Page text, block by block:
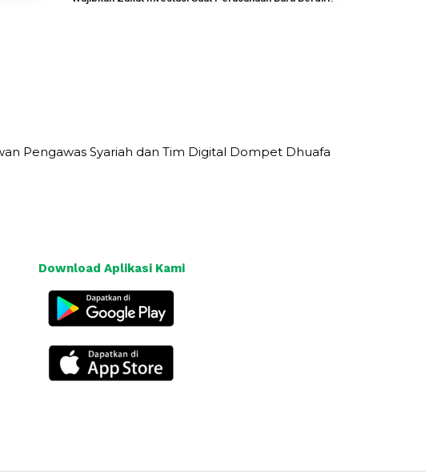
Pengawas Syariah dan Tim Digital Dompet Dhuafa
Download Aplikasi Kami